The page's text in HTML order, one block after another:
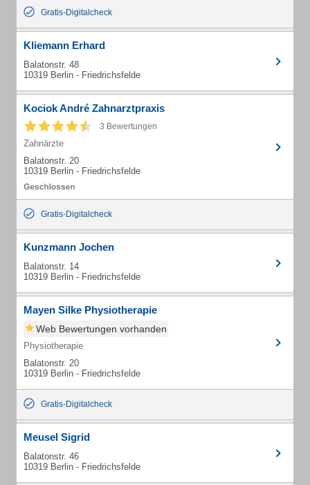
Gratis-Digitalcheck
Kliemann Erhard
Balatonstr. 48
10319 Berlin - Friedrichsfelde
Kociok André Zahnarztpraxis
3 Bewertungen
Zahnärzte
Balatonstr. 20
10319 Berlin - Friedrichsfelde
Gratis-Digitalcheck
Kunzmann Jochen
Balatonstr. 14
10319 Berlin - Friedrichsfelde
Mayen Silke Physiotherapie
Web Bewertungen vorhanden
Physiotherapie
Balatonstr. 20
10319 Berlin - Friedrichsfelde
Gratis-Digitalcheck
Meusel Sigrid
Balatonstr. 46
10319 Berlin - Friedrichsfelde